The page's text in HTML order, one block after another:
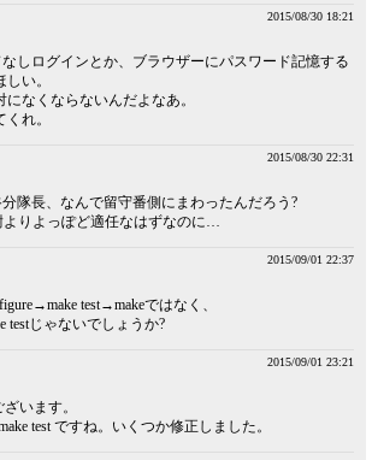
2015/08/30 18:21
しログインとか、ブラウザーにパスワード記憶する
い。
なくならないんだよなあ。
れ。
2015/08/30 22:31
隊長、なんで留守番側にまわったんだろう?
りよっぽど適任なはずなのに…
2015/09/01 22:37
test→makeではなく、
testじゃないでしょうか?
2015/09/01 23:21
います。
test ですね。いくつか修正しました。